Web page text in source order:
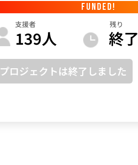
鹿児島 沖縄
FUNDED!
支援者
139人
残り
終了
プロジェクトは終了しました